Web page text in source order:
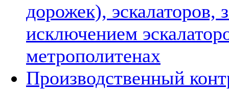
дорожек), эскалаторов,
исключением
метрополитенах
Производственный